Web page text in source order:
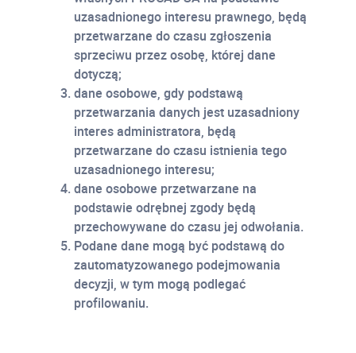
uzasadnionego interesu prawnego, będą
przetwarzane do czasu zgłoszenia
sprzeciwu przez osobę, której dane
dotyczą;
dane osobowe, gdy podstawą
przetwarzania danych jest uzasadniony
interes administratora, będą
przetwarzane do czasu istnienia tego
uzasadnionego interesu;
dane osobowe przetwarzane na
podstawie odrębnej zgody będą
przechowywane do czasu jej odwołania.
Podane dane mogą być podstawą do
zautomatyzowanego podejmowania
decyzji, w tym mogą podlegać
profilowaniu.